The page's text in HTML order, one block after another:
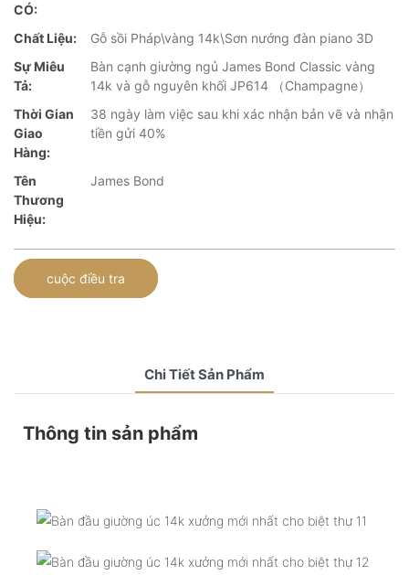
CÓ:
Chất Liệu:
Gỗ sồi Pháp\vàng 14k\Sơn nướng đàn piano 3D
Sự Miêu
Tả:
Bàn cạnh giường ngủ James Bond Classic vàng
14k và gỗ nguyên khối JP614 （Champagne）
Thời Gian
Giao
Hàng:
38 ngày làm việc sau khi xác nhận bản vẽ và nhận
tiền gửi 40%
Tên
Thương
Hiệu:
James Bond
cuộc điều tra
Chi Tiết Sản Phẩm
Thông tin sản phẩm